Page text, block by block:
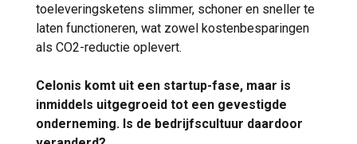
toeleveringsketens slimmer, schoner en sneller te
laten functioneren, wat zowel kostenbesparingen
als CO2-reductie oplevert.
Celonis komt uit een startup-fase, maar is
inmiddels uitgegroeid tot een gevestigde
onderneming. Is de bedrijfscultuur daardoor